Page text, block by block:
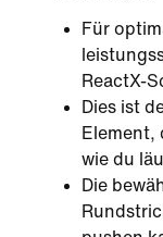
Für
ReactX-
Dies ist
Element,
wie du
Die